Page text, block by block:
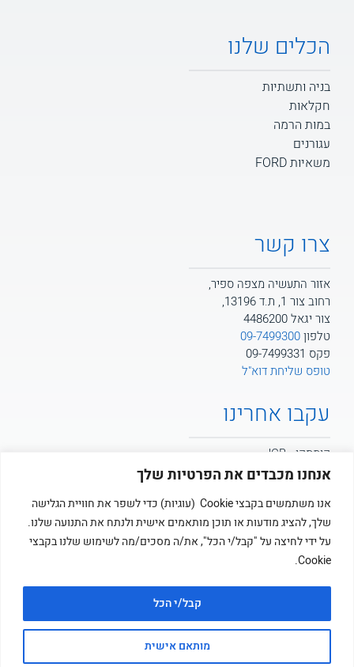
אנחנו מכבדים את הפרטיות שלך
אנו משתמשים בקבצי Cookie (עוגיות) כדי לשפר את חוויית הגלישה
שלך, להציג מודעות או תוכן מותאמים אישית ולנתח את התנועה שלנו.
על ידי לחיצה על "קבל/י הכל", את/ה מסכים/מה לשימוש שלנו בקבצי
Cookie.
מותאם אישית
קבל/י הכל
הכלים שלנו
בניה ותשתיות
חקלאות
במות הרמה
עגורנים
משאיות FORD
צרו קשר
אזור התעשיה מצפה ספיר,
רחוב צור 1, ת.ד 13196,
צור יגאל 4486200
טלפון09-7499300
פקס 09-7499331
טופס שליחת דוא"ל
עקבו אחרינו
קומסקו - JCB
קומסקו - POTAIN
קומסקו
© כל הזכויות שמורות לקומסקו בע”מ ציוד מכני ושיטות בניה